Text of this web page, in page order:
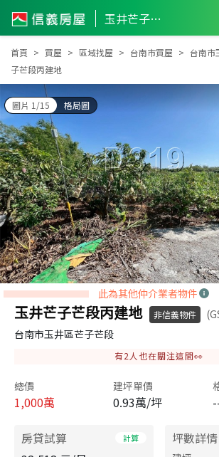
玉井芒子芒段丙建地
首頁 買屋 區域找屋 台南市買屋 台南市
子芒段丙建地
圖片 1/15 格局圖
此為其他仲介業者物件
玉井芒子芒段丙建地 非信義物件
台南市玉井區芒子芒段
有2 人也在關注這間👀
總價
1,000萬
建坪單價
0.93萬/坪
房貸試算 計算 坪數詳情